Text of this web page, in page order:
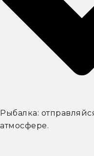
Рыбалка:
атмосфере.